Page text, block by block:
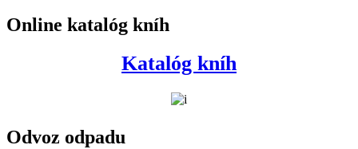
Online katalóg kníh
Katalóg kníh
Odvoz odpadu